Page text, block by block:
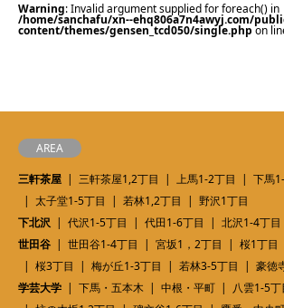
Warning: Invalid argument supplied for foreach() in
/home/sanchafu/xn--ehq806a7n4awyj.com/
content/themes/gensen_tcd050/single.php on
AREA
三軒茶屋
三軒茶屋1,2丁目 上馬1-2丁目
下馬
太子堂1-5丁目
若林1,2丁目
野沢1丁目
下北沢
代沢1-5丁目 代田1-6丁目
北沢1-4丁目
世田谷
世田谷1-4丁目 宮坂1，2丁目 桜1丁目
桜3丁目
梅が丘1-3丁目 若林3-5丁目
豪徳
学芸大学
下馬・五本木 中根・平町
八雲1-5丁